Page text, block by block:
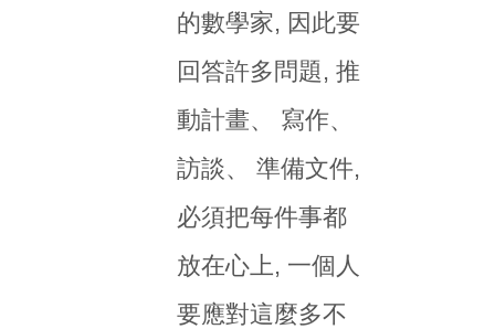
的數學家, 因此要
回答許多問題, 推
動計畫、 寫作、
訪談、 準備文件,
必須把每件事都
放在心上, 一個人
要應對這麼多不